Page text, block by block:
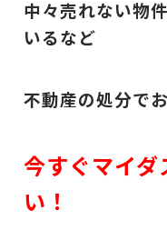
中々売れない物
いるなど
不動産の処分で
今すぐマイダ
い！